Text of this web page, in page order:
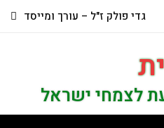
גדי פולק ז"ל – עורך ומייסד
לצמחי ישראל